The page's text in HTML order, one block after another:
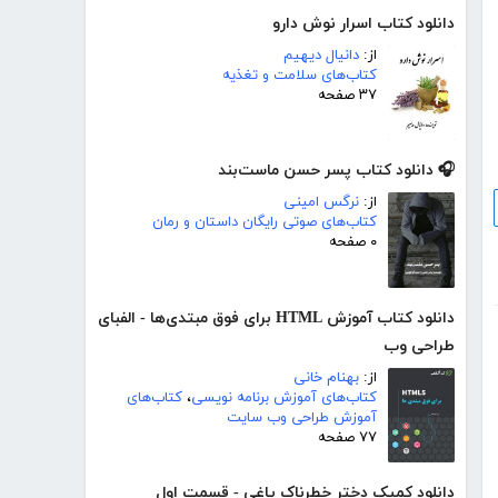
دانلود کتاب اسرار نوش دارو
از: دانیال دیهیم
کتاب‌های سلامت و تغذیه
۳۷ صفحه
🎧 دانلود کتاب پسر حسن ماست‌بند
از: نرگس امینی
کتاب‌های صوتی رایگان داستان و رمان
۰ صفحه
دانلود کتاب آموزش HTML برای فوق مبتدی‌ها - الفبای
طراحی وب
از: بهنام خانی
کتاب‌های آموزش برنامه نویسی، کتاب‌های
آموزش طراحی وب سایت
۷۷ صفحه
دانلود کمیک دختر خطرناک یاغی - قسمت اول